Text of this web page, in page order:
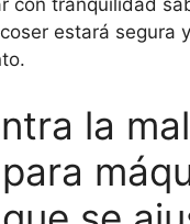
con tranquilidad
estará segura
la